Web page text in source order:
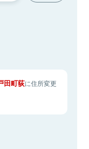
田町荻に住所変更